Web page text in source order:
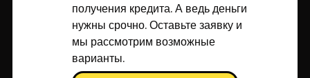
получения кредита. А ведь деньги
нужны срочно. Оставьте заявку и
мы рассмотрим возможные
варианты.